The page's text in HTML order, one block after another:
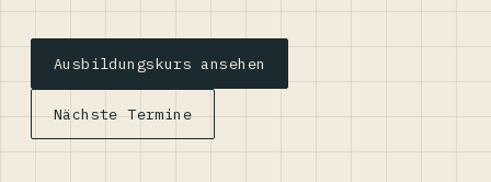
Ausbildungskurs ansehen
Nächste Termine